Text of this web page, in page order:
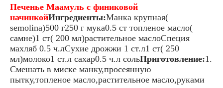
Печенье Маамуль с финиковой
начинкойИнгредиенты:Манка крупная(
semolina)500 г250 г мука0.5 ст топленое масло(
самне)1 ст( 200 мл)растительное маслоСпеция
махляб 0.5 ч.лСухие дрожжи 1 ст.л1 ст( 250
мл)молоко1 ст.л сахар0.5 ч.л сольПриготовление:1.
Смешать в миске манку,просеянную
пытку,топленое масло,растительное масло,руками